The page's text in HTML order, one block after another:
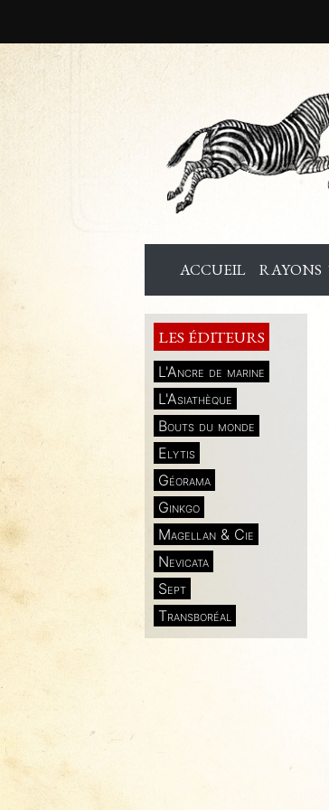
ACCUEIL RAYONS
LES ÉDITEURS
L'Ancre de marine
L'Asiathèque
Bouts du monde
Elytis
Géorama
Ginkgo
Magellan & Cie
Nevicata
Sept
Transboréal